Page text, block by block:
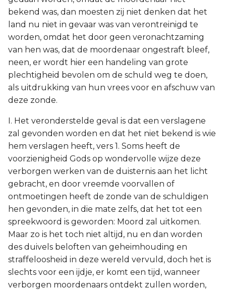
bekend was, dan moesten zij niet denken dat het
land nu niet in gevaar was van verontreinigd te
worden, omdat het door geen veronachtzaming
van hen was, dat de moordenaar ongestraft bleef,
neen, er wordt hier een handeling van grote
plechtigheid bevolen om de schuld weg te doen,
als uitdrukking van hun vrees voor en afschuw van
deze zonde.
I. Het veronderstelde geval is dat een verslagene
zal gevonden worden en dat het niet bekend is wie
hem verslagen heeft, vers 1. Soms heeft de
voorzienigheid Gods op wondervolle wijze deze
verborgen werken van de duisternis aan het licht
gebracht, en door vreemde voorvallen of
ontmoetingen heeft de zonde van de schuldigen
hen gevonden, in die mate zelfs, dat het tot een
spreekwoord is geworden: Moord zal uitkomen.
Maar zo is het toch niet altijd, nu en dan worden
des duivels beloften van geheimhouding en
straffeloosheid in deze wereld vervuld, doch het is
slechts voor een ijdje, er komt een tijd, wanneer
verborgen moordenaars ontdekt zullen worden,